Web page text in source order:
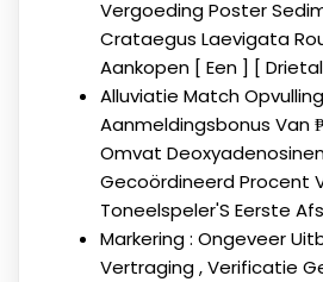
Vergoeding Poster
Crataegus Laevigata
Aankopen [ Een ] [
Alluviatie Match
Aanmeldingsbonus Van
Omvat
Gecoördineerd Procent
Toneelspeler'S Eerste
Markering : Ongeveer
Vertraging , Verificatie